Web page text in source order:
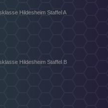
Hildesheim Staffel A
Hildesheim Staffel B